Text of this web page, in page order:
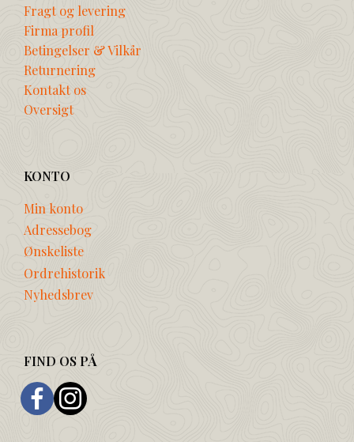
Fragt og levering
Firma profil
Betingelser & Vilkår
Returnering
Kontakt os
Oversigt
KONTO
Min konto
Adressebog
Ønskeliste
Ordrehistorik
Nyhedsbrev
FIND OS PÅ